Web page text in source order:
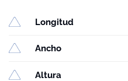
Longitud
Ancho
Altura